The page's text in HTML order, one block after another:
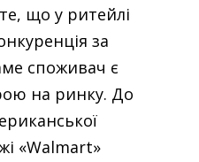
що у ритейлі
за
споживач є
на ринку. До
«Walmart»